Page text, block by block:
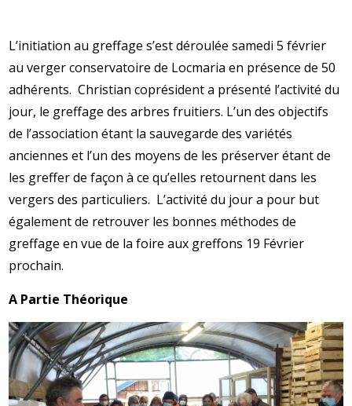
L’initiation au greffage s’est déroulée samedi 5 février
au verger conservatoire de Locmaria en présence de 50
adhérents. Christian coprésident a présenté l’activité du
jour, le greffage des arbres fruitiers. L’un des objectifs
de l’association étant la sauvegarde des variétés
anciennes et l’un des moyens de les préserver étant de
les greffer de façon à ce qu’elles retournent dans les
vergers des particuliers. L’activité du jour a pour but
également de retrouver les bonnes méthodes de
greffage en vue de la foire aux greffons 19 Février
prochain.
A Partie Théorique